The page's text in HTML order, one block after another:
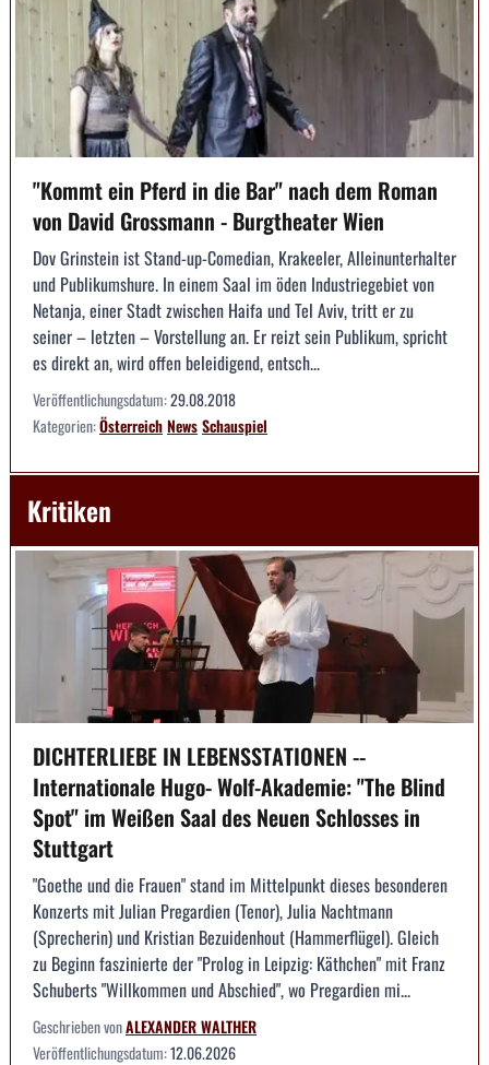
"Kommt ein Pferd in die Bar" nach dem Roman
von David Grossmann - Burgtheater Wien
Dov Grinstein ist Stand-up-Comedian, Krakeeler, Alleinunterhalter
und Publikumshure. In einem Saal im öden Industriegebiet von
Netanja, einer Stadt zwischen Haifa und Tel Aviv, tritt er zu
seiner – letzten – Vorstellung an. Er reizt sein Publikum, spricht
es direkt an, wird offen beleidigend, entsch...
Veröffentlichungsdatum:29.08.2018
Kategorien:ÖsterreichNewsSchauspiel
Kritiken
DICHTERLIEBE IN LEBENSSTATIONEN --
Internationale Hugo- Wolf-Akademie: "The Blind
Spot" im Weißen Saal des Neuen Schlosses in
Stuttgart
"Goethe und die Frauen" stand im Mittelpunkt dieses besonderen
Konzerts mit Julian Pregardien (Tenor), Julia Nachtmann
(Sprecherin) und Kristian Bezuidenhout (Hammerflügel). Gleich
zu Beginn faszinierte der "Prolog in Leipzig: Käthchen" mit Franz
Schuberts "Willkommen und Abschied", wo Pregardien mi...
Geschrieben vonALEXANDER WALTHER
Veröffentlichungsdatum:12.06.2026